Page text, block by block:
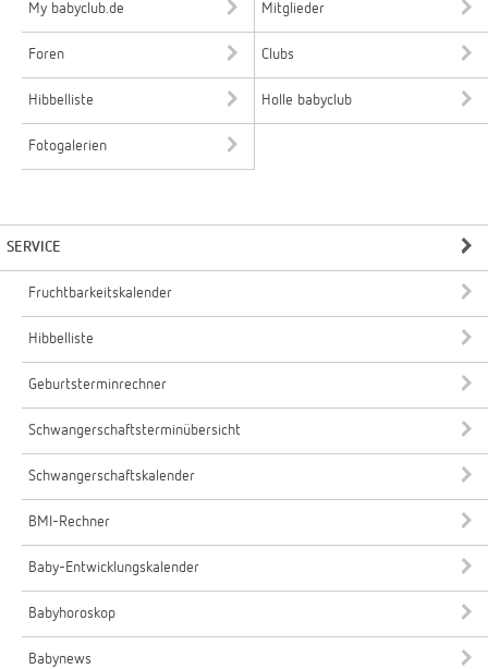
My babyclub.de Mitglieder
Foren Clubs
Hibbelliste Holle babyclub
Fotogalerien
SERVICE
Fruchtbarkeitskalender
Hibbelliste
Geburtsterminrechner
Schwangerschaftsterminübersicht
Schwangerschaftskalender
BMI-Rechner
Baby-Entwicklungskalender
Babyhoroskop
Babynews